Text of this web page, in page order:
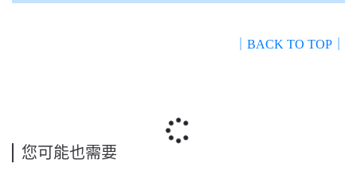
｜BACK TO TOP｜
您可能也需要